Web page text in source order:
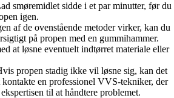
smøremidlet sidde i et par minutter, før du
igen.
af de ovenstående metoder virker, kan du
på propen med en gummihammer.
at løsne eventuelt indtørret materiale eller
propen stadig ikke vil løsne sig, kan det
en professionel VVS-tekniker, der
til at håndtere problemet.